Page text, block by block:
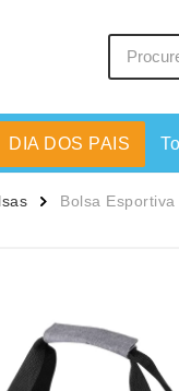
Canecas
Chapéus
Chaveiros
DIA DOS PAIS
Bolsa